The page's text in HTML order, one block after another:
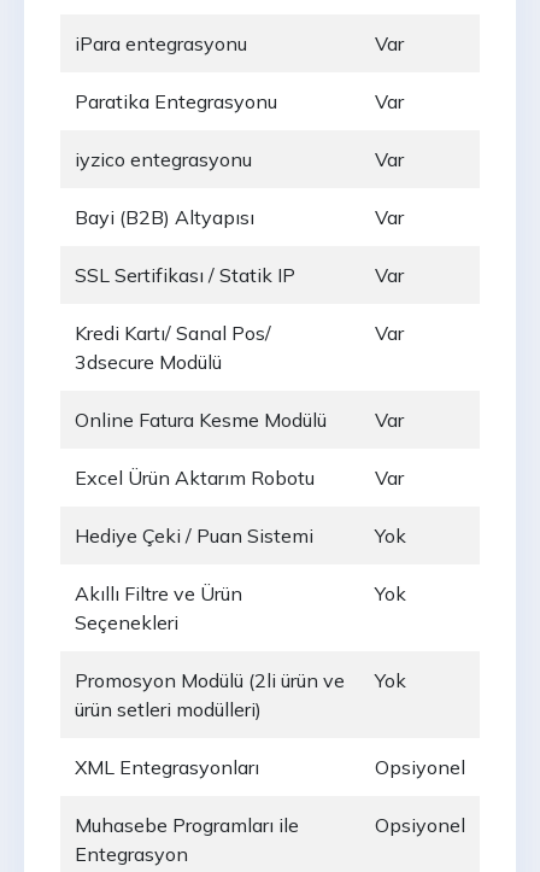
iPara entegrasyonu Var
Paratika Entegrasyonu Var
iyzico entegrasyonu Var
Bayi (B2B) Altyapısı Var
SSL Sertifikası / Statik IP Var
Kredi Kartı/ Sanal Pos/
3dsecure Modülü
Var
Online Fatura Kesme Modülü Var
Excel Ürün Aktarım Robotu Var
Hediye Çeki / Puan Sistemi Yok
Akıllı Filtre ve Ürün
Seçenekleri
Yok
Promosyon Modülü (2li ürün ve
ürün setleri modülleri)
Yok
XML Entegrasyonları Opsiyonel
Muhasebe Programları ile
Entegrasyon
Opsiyonel